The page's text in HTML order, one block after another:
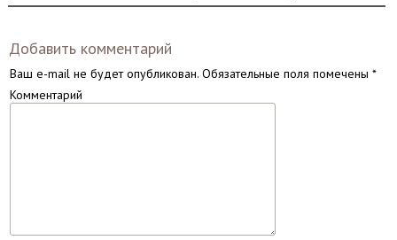
Добавить комментарий
Ваш e-mail не будет опубликован.Обязательные поля помечены *
Комментарий